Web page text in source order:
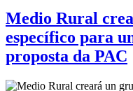
Medio Rural
específico para
proposta da PAC